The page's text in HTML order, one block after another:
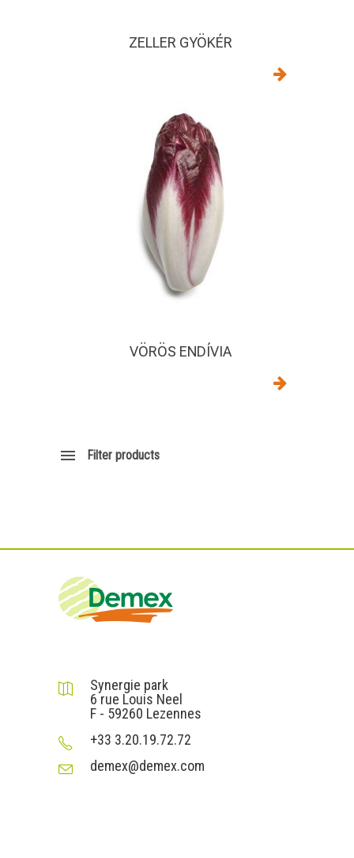
ZELLER GYÖKÉR
VÖRÖS ENDÍVIA
Filter products
Synergie park
6 rue Louis Neel
F - 59260 Lezennes
+33 3.20.19.72.72
demex@demex.com